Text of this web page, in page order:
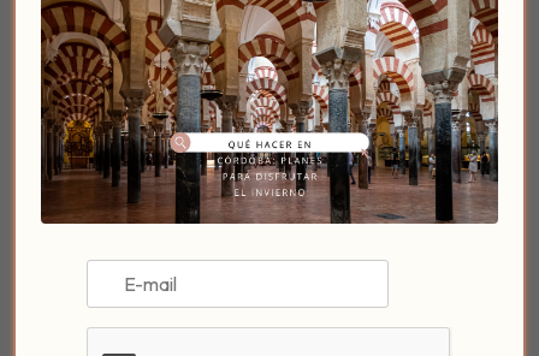
apasionante, conocer a nuevas personas que te
llegan y te llenan, por esoreserva tu plaza ya para
que no te lo pierdas (-: Puedes hacerlo en
info@patiodelposadero.como en el
teléfono 688 94 56 72.
Estamos muy ilusionados con este tipo de eventos,
porque si algo caracteriza a los posaderos es que
eventos gastronómicos mucho más.